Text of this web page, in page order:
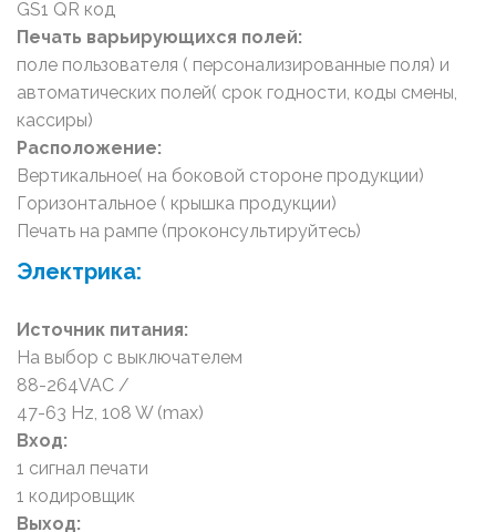
GS1 QR код
Печать варьирующихся полей:
поле пользователя ( персонализированные поля) и
автоматических полей( срок годности, коды смены,
кассиры)
Расположение:
Вертикальное( на боковой стороне продукции)
Горизонтальное ( крышка продукции)
Печать на рампе (проконсультируйтесь)
Электрика:
Источник питания:
На выбор с выключателем
88-264VAC /
47-63 Hz, 108 W (max)
Вход:
1 сигнал печати
1 кодировщик
Выход: